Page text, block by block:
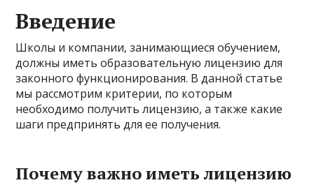
Введение
Школы и компании, занимающиеся обучением,
должны иметь образовательную лицензию для
законного функционирования. В данной статье
мы рассмотрим критерии, по которым
необходимо получить лицензию, а также какие
шаги предпринять для ее получения.
Почему важно иметь лицензию